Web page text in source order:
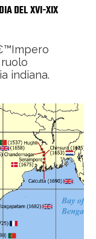
DEL XVI-XIX
indiana.